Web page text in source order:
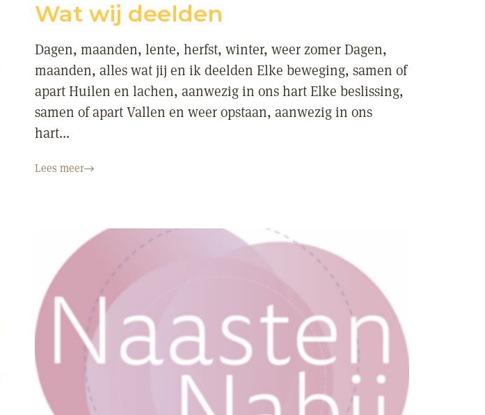
Wat wij deelden
Dagen, maanden, lente, herfst, winter, weer zomer Dagen,
maanden, alles wat jij en ik deelden Elke beweging, samen of
apart Huilen en lachen, aanwezig in ons hart Elke beslissing,
samen of apart Vallen en weer opstaan, aanwezig in ons
hart...
Lees meer